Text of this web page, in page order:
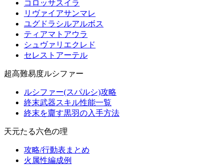
コロッサスイラ
リヴァイアサンマレ
ユグドラシルアルボス
ティアマトアウラ
シュヴァリエクレド
セレストアーテル
超高難易度ルシファー
ルシファー(スパルシ)攻略
終末武器スキル性能一覧
終末を齎す黒羽の入手方法
天元たる六色の理
攻略/行動表まとめ
火属性編成例